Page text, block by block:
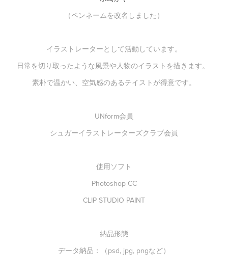
（ペンネームを改名しました）
イラストレーターとして活動しています。
日常を切り取ったような風景や人物のイラストを描きます。
素朴で温かい、空気感のあるテイストが得意です。
UNform会員
シュガーイラストレーターズクラブ会員
使用ソフト
Photoshop CC
CLIP STUDIO PAINT
納品形態
データ納品：（psd, jpg, pngなど）